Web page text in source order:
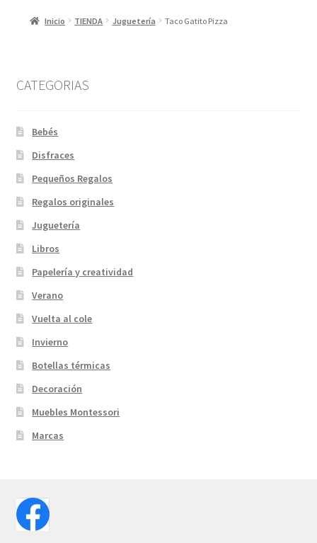
Inicio TIENDA Juguetería Taco Gatito Pizza
CATEGORIAS
Bebés
Disfraces
Pequeños Regalos
Regalos originales
Juguetería
Libros
Papelería y creatividad
Verano
Vuelta al cole
Invierno
Botellas térmicas
Decoración
Muebles Montessori
Marcas